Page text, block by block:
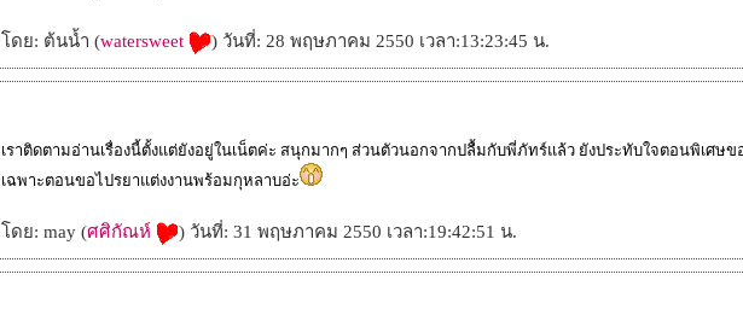
ดย: ต้นน้ำ (watersweet ) วันที่: 28 พฤษภาคม 2550 เวลา:13:23:45 น.
เราติดตามอ่านเรื่องนี้ตั้งแต่ยังอยู่ในเน็ตค่ะ สนุกมากๆ ส่วนตัวนอกจากปลื้มกับพี่ภัทร์แล้ว ยังประทับใจตอนพิเศษ
เฉพาะตอนขอไปรยาแต่งงานพร้อมกุหลาบอ่ะ
ดย: may (ศศิกัณห์ ) วันที่: 31 พฤษภาคม 2550 เวลา:19:42:51 น.